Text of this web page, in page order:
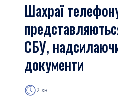
Шахраї
СБУ,
документи
2 хв